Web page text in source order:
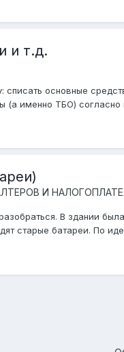
и т.д.
списать основные
именно ТБО) согласно
И
В здании
старые батареи. По